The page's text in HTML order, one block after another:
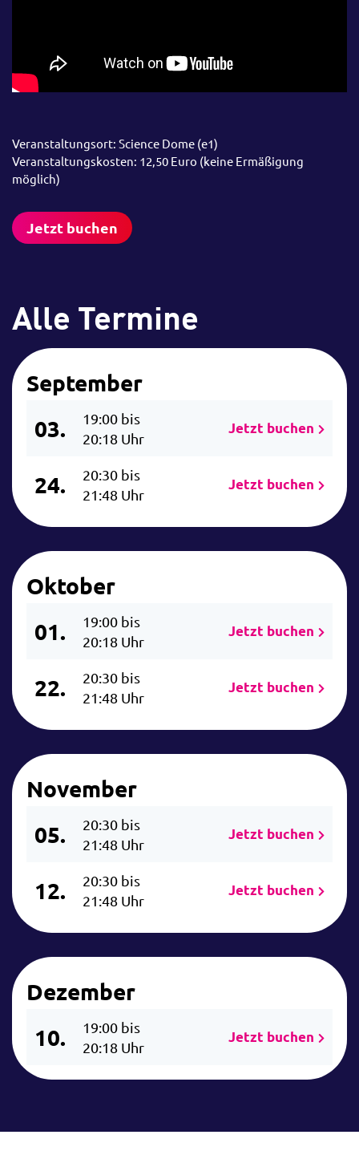
Veranstaltungsort: Science Dome (e1)
Veranstaltungskosten: 12,50 Euro (keine Ermäßigung
möglich)
Jetzt buchen
Alle Termine
September
03.
19:00 bis
20:18 Uhr
Jetzt buchen
24.
20:30 bis
21:48 Uhr
Jetzt buchen
Oktober
01.
19:00 bis
20:18 Uhr
Jetzt buchen
22.
20:30 bis
21:48 Uhr
Jetzt buchen
November
05.
20:30 bis
21:48 Uhr
Jetzt buchen
12.
20:30 bis
21:48 Uhr
Jetzt buchen
Dezember
10.
19:00 bis
20:18 Uhr
Jetzt buchen